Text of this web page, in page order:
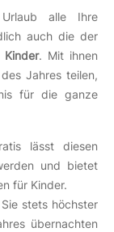
alle Ihre
auch die der
Kinder. Mit ihnen
Jahres teilen,
für die ganze
lässt diesen
und bietet
für Kinder.
stets höchster
übernachten